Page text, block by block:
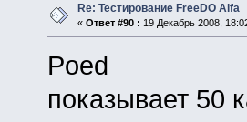
Re: Тестирование FreeDO Alfa
« Ответ #90 : 19 Декабрь 2008,
Poed
показывает 50